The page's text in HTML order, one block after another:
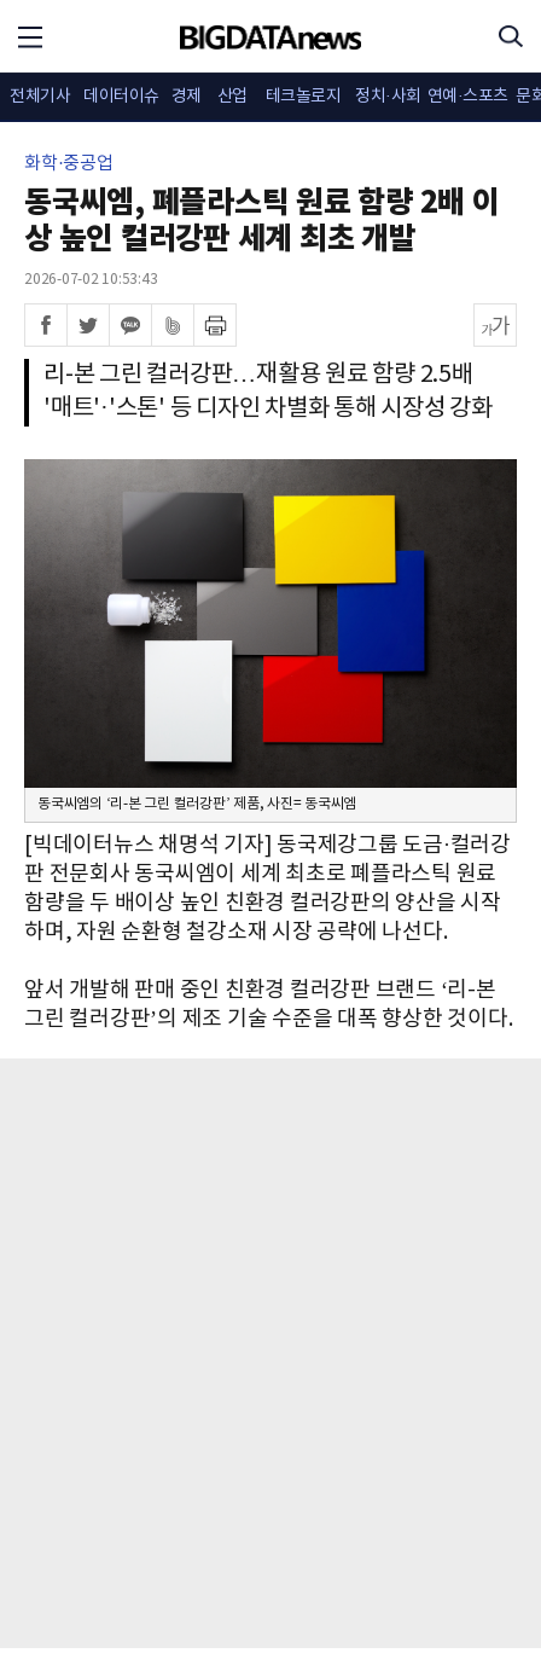
전체기사 데이터이슈 경제 산업 테크놀로지 정치·사회 연예·스포츠 문
화학·중공업
동국씨엠, 폐플라스틱 원료 함량 2배 이
상 높인 컬러강판 세계 최초 개발
2026-07-02 10:53:43
리-본 그린 컬러강판…재활용 원료 함량 2.5배
'매트'·'스톤' 등 디자인 차별화 통해 시장성 강화
동국씨엠의 ‘리-본 그린 컬러강판’ 제품, 사진= 동국씨엠
[빅데이터뉴스 채명석 기자] 동국제강그룹 도금·컬러강
판 전문회사 동국씨엠이 세계 최초로 폐플라스틱 원료
함량을 두 배이상 높인 친환경 컬러강판의 양산을 시작
하며, 자원 순환형 철강소재 시장 공략에 나선다.
앞서 개발해 판매 중인 친환경 컬러강판 브랜드 ‘리-본
그린 컬러강판’의 제조 기술 수준을 대폭 향상한 것이다.